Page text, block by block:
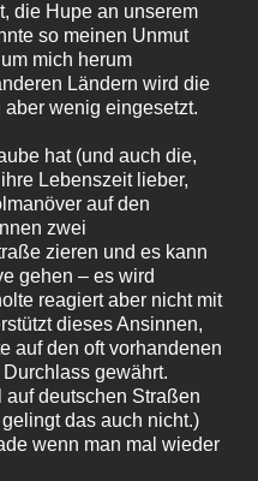
die Hupe an unserem
so meinen Unmut
mich herum
Ländern wird die
wenig eingesetzt.
hat (und auch die,
Lebenszeit lieber,
auf den
zwei
zieren und es kann
gehen – es wird
reagiert aber nicht mit
dieses Ansinnen,
auf den oft vorhandenen
gewährt.
auf deutschen Straßen
das auch nicht.)
wenn man mal wieder